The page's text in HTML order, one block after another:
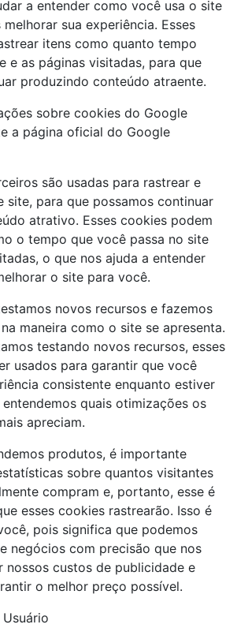
a entender como você usa o site
sua experiência. Esses
itens como quanto tempo
e as páginas visitadas, para que
produzindo conteúdo atraente.
sobre cookies do Google
a página oficial do Google
são usadas para rastrear e
site, para que possamos continuar
atrativo. Esses cookies podem
o tempo que você passa no site
o que nos ajuda a entender
o site para você.
novos recursos e fazemos
maneira como o site se apresenta.
testando novos recursos, esses
usados ​​para garantir que você
consistente enquanto estiver
quais otimizações os
apreciam.
produtos, é importante
sobre quantos visitantes
compram e, portanto, esse é
esses cookies rastrearão. Isso é
pois significa que podemos
negócios com precisão que nos
nossos custos de publicidade e
o melhor preço possível.